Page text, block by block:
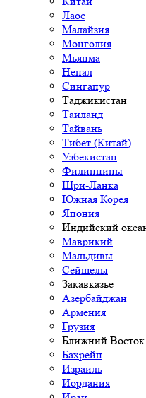
Лаос
Малайзия
Монголия
Мьянма
Непал
Сингапур
Таджикистан
Таиланд
Тайвань
Тибет (Китай)
Узбекистан
Филиппины
Шри-Ланка
Южная Корея
Япония
Индийский
Маврикий
Мальдивы
Сейшелы
Закавказье
Азербайджан
Армения
Грузия
Ближний Восток
Бахрейн
Израиль
Иордания